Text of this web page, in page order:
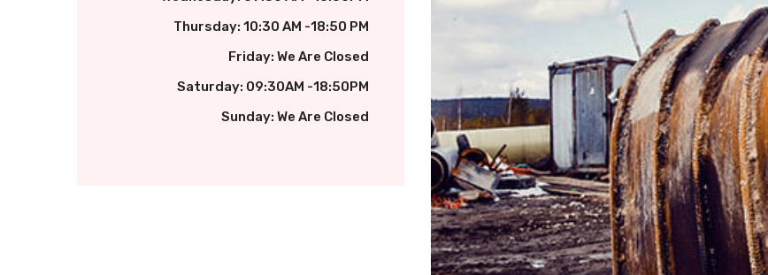
Thursday: 10:30 AM -18:50 PM
Friday: We Are Closed
Saturday: 09:30AM -18:50PM
Sunday: We Are Closed